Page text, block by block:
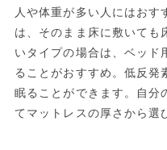
人や体重が多い人にはおす
は、そのまま床に敷いても
いタイプの場合は、ベッド
ることがおすすめ。低反発
眠ることができます。自分
てマットレスの厚さから選